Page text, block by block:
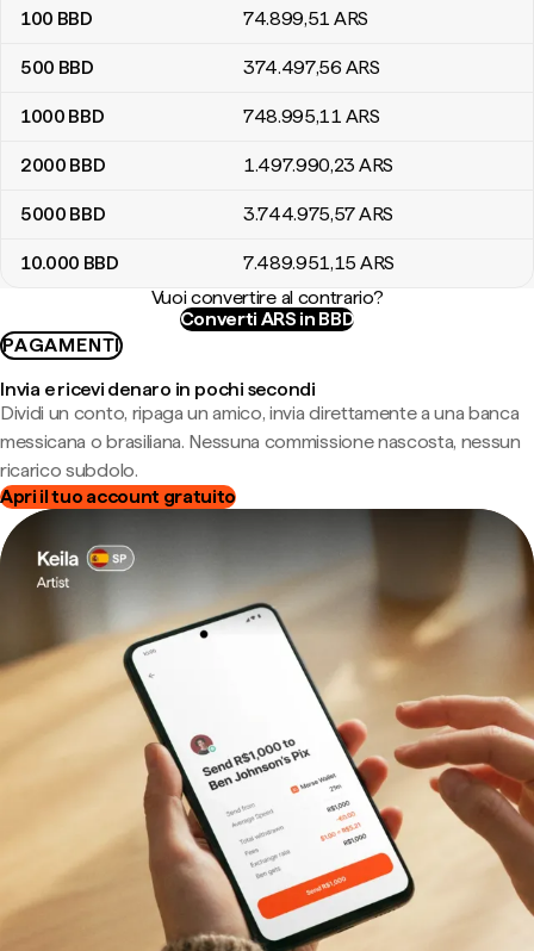
100 BBD 74.899,51 ARS
500 BBD 374.497,56 ARS
1000 BBD 748.995,11 ARS
2000 BBD 1.497.990,23 ARS
5000 BBD 3.744.975,57ARS
10.000 BBD 7.489.951,15 ARS
Vuoi convertire al contrario?
Converti ARS in BBD
PAGAMENTI
Invia e ricevi denaro in pochi secondi
Dividi un conto, ripaga un amico, invia direttamente a una banca
messicana o brasiliana. Nessuna commissione nascosta, nessun
ricarico subdolo.
Apri il tuo account gratuito